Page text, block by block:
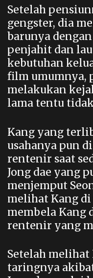
Setelah
gengster, dia
barunya
penjahit dan
kebutuhan
film umumnya,
melakukan
lama tentu
Kang yang
usahanya pun
rentenir saat
Jong dae yang
menjemput
melihat Kang
membela Kang
rentenir yang
Setelah
taringnya